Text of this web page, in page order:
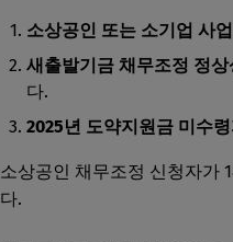
소상공인 또는 소기업 사
새출발기금 채무조정 정상
다.
2025년 도약지원금 미수
소상공인 채무조정 신청자가
다.